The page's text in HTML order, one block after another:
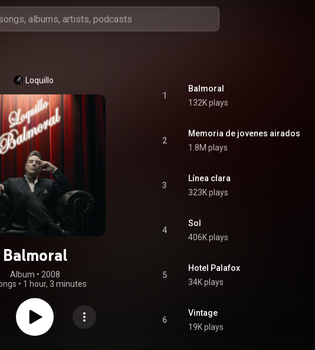
Loquillo
Balmoral
Album • 2008
• 1 hour, 3 minutes
1
Balmoral
132K plays
2
Memoria de jovenes airados
1.8M plays
3
Línea clara
323K plays
4
Sol
406K plays
5
Hotel Palafox
34K plays
6
Vintage
19K plays